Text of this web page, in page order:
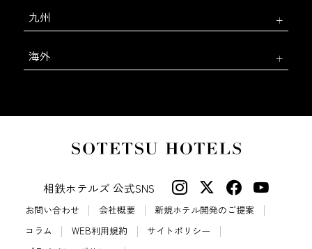
九州
海外
相鉄ホテルズ 公式SNS
お問い合わせ 会社概要
新規ホテル開発のご提案
コラム
WEB利用規約
サイトポリシー